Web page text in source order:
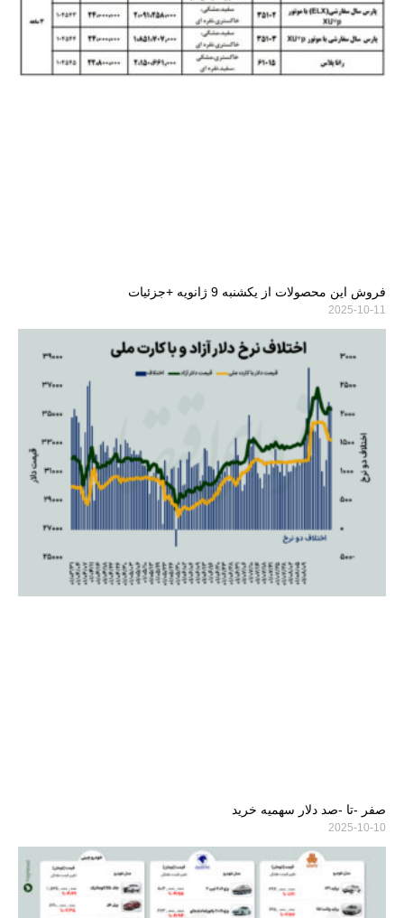
فروش این محصولات از یکشنبه 9 ژانویه +جزئیات
2025-10-11
صفر -تا -صد دلار سهمیه خرید
2025-10-10